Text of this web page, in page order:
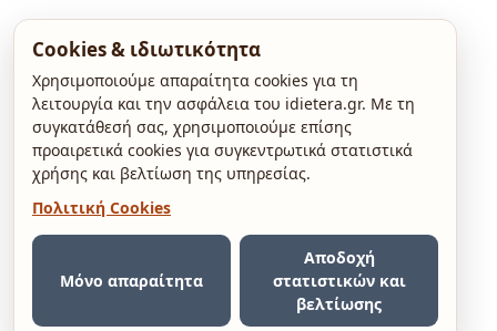
Cookies & ιδιωτικότητα
Χρησιμοποιούμε απαραίτητα cookies για τη
λειτουργία και την ασφάλεια του idietera.gr. Με τη
συγκατάθεσή σας, χρησιμοποιούμε επίσης
προαιρετικά cookies για συγκεντρωτικά στατιστικά
χρήσης και βελτίωση της υπηρεσίας.
Πολιτική Cookies
Μόνο απαραίτητα
Αποδοχή
στατιστικών και
βελτίωσης